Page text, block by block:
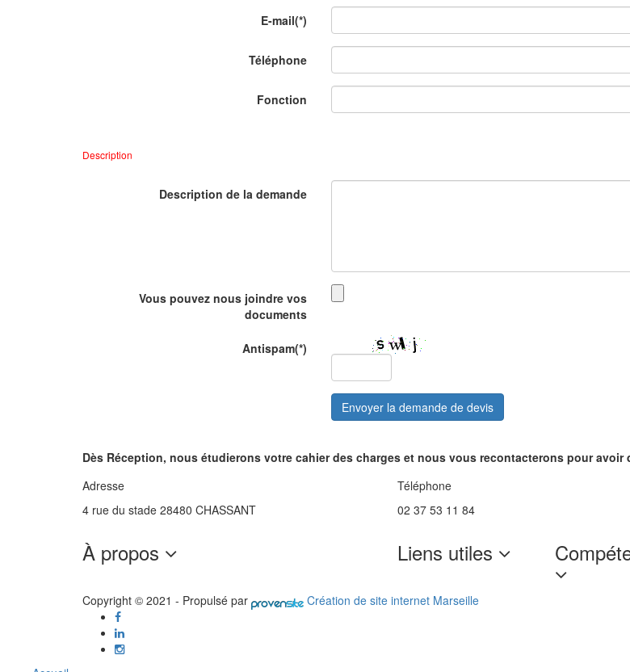
E-mail(*)
Téléphone
Fonction
Description
Description de la demande
Vous pouvez nous joindre vos
documents
Antispam(*)
Envoyer la demande de devis
Dès Réception, nous étudierons votre cahier des charges et nous vous recontacterons pour
Adresse
4 rue du stade 28480 CHASSANT
Téléphone
02 37 53 11 84
À propos Liens utiles
Copyright © 2021 - Propulsé par Création de site internet Marseille